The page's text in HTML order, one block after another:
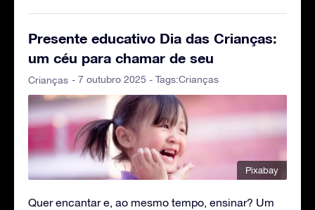
Presente educativo Dia das Crianças:
um céu para chamar de seu
Crianças - 7 outubro 2025 - Tags:Crianças
Pixabay
Quer encantar e, ao mesmo tempo, ensinar? Um